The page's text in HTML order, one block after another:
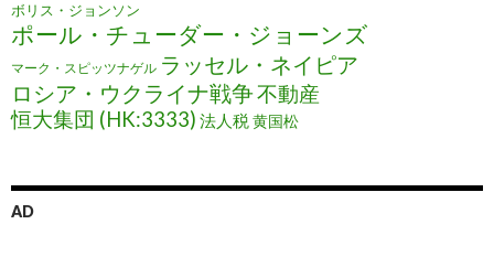
ボリス・ジョンソン
ポール・チューダー・ジョーンズ
マーク・スピッツナゲル ラッセル・ネイピア
ロシア・ウクライナ戦争不動産
恒大集団 (HK:3333) 法人税黄国松
AD